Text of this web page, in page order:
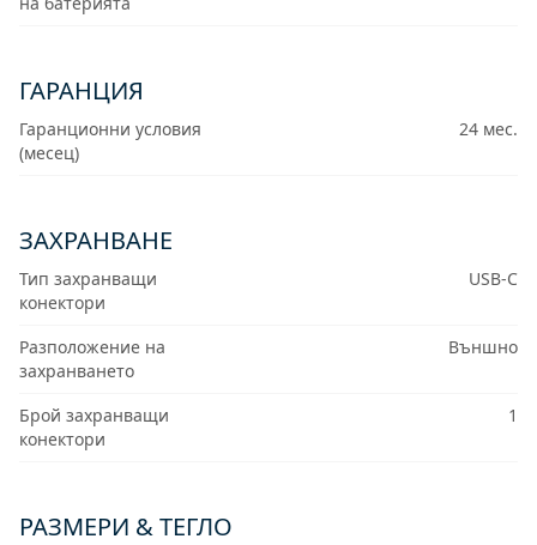
ГАРАНЦИЯ
Гаранционни условия
(месец)
24 мес.
ЗАХРАНВАНЕ
Тип захранващи
конектори
USB-C
Разположение на
захранването
Външно
Брой захранващи
конектори
1
РАЗМЕРИ & ТЕГЛО